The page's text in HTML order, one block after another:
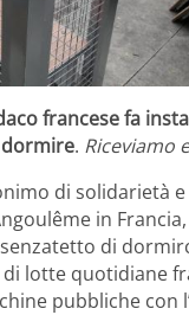
francese fa
. Riceviamo
di solidarietà
in
di
lotte quotidiane
pubbliche con